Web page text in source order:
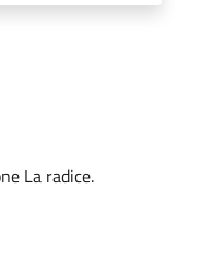
La radice.